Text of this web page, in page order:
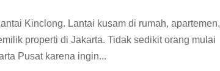
Kinclong. Lantai kusam di rumah, apartemen,
properti di Jakarta. Tidak sedikit orang mulai
Pusat karena ingin...